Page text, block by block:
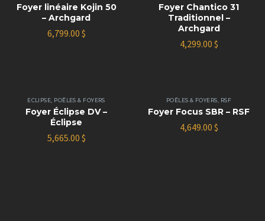
Foyer linéaire Kojin 50
– Archgard
6,799.00 $
Foyer Chantico 31
Traditionnel –
Archgard
4,299.00 $
ECLIPSE POÊLES & FOYERS
Foyer Éclipse DV –
Éclipse
5,665.00 $
POÊLES & FOYERS RSF
Foyer Focus SBR – RSF
4,649.00 $